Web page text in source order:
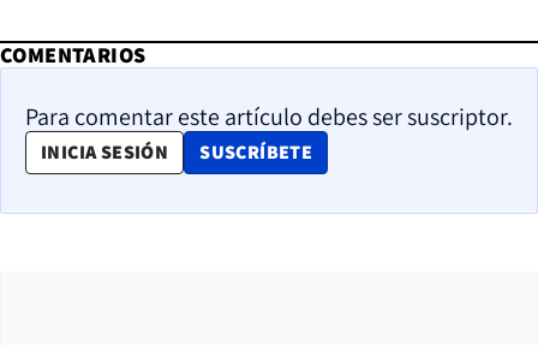
COMENTARIOS
Para comentar este artículo debes ser suscriptor.
INICIA SESIÓN SUSCRÍBETE
OPENS IN NEW WINDOW